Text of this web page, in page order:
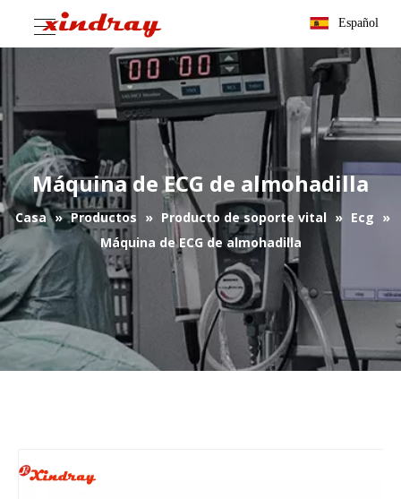
Español
Máquina de ECG de almohadilla
Casa » Productos » Producto de soporte vital » Ecg »
Máquina de ECG de almohadilla